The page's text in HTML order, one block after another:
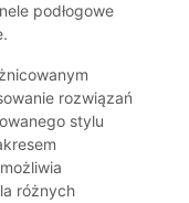
podłogowe
rozwiązań
stylu
różnych